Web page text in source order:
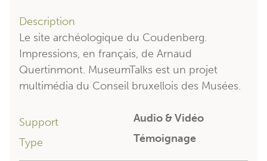
Description
Le site archéologique du Coudenberg.
Impressions, en français, de Arnaud
Quertinmont. MuseumTalks est un projet
multimédia du Conseil bruxellois des Musées.
Support
Audio & Vidéo
Type
Témoignage